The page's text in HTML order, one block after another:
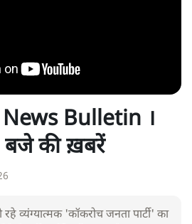
Bulletin ।
बजे की ख़बरें
व्यंग्यात्मक 'कॉकरोच जनता पार्टी' का